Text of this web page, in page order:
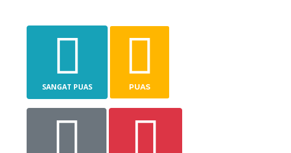
SANGAT PUAS PUAS